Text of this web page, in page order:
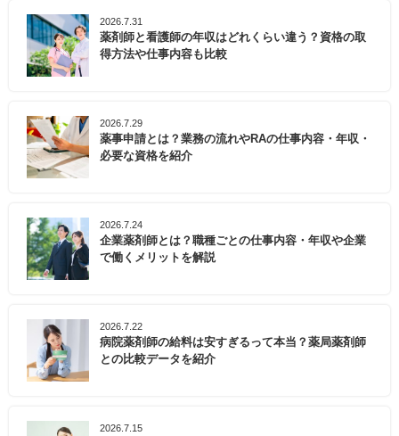
2026.7.31
薬剤師と看護師の年収はどれくらい違う？資格の取
得方法や仕事内容も比較
2026.7.29
薬事申請とは？業務の流れやRAの仕事内容・年収・
必要な資格を紹介
2026.7.24
企業薬剤師とは？職種ごとの仕事内容・年収や企業
で働くメリットを解説
2026.7.22
病院薬剤師の給料は安すぎるって本当？薬局薬剤師
との比較データを紹介
2026.7.15